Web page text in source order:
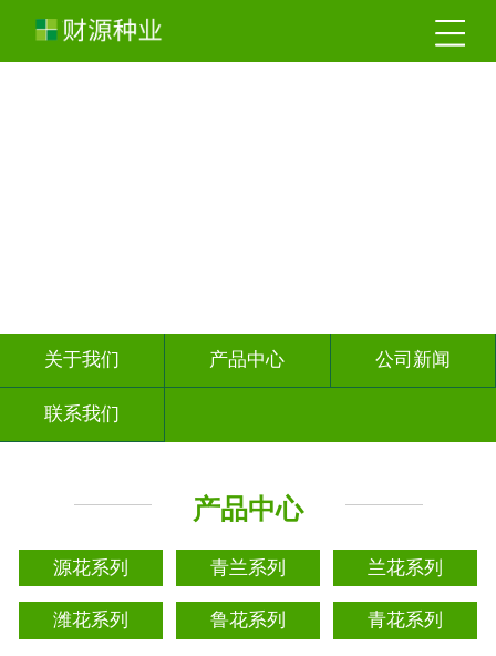
关于我们 产品中心 公司新闻
联系我们
产品中心
源花系列 青兰系列 兰花系列
潍花系列 鲁花系列 青花系列